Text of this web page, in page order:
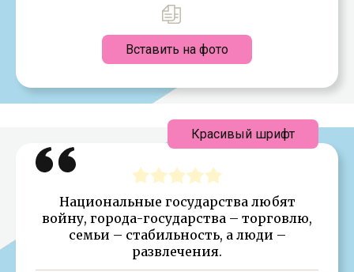
Вставить на фото
Национальные государства любят
войну, города-государства – торговлю,
семьи – стабильность, а люди –
развлечения.
Красивый шрифт